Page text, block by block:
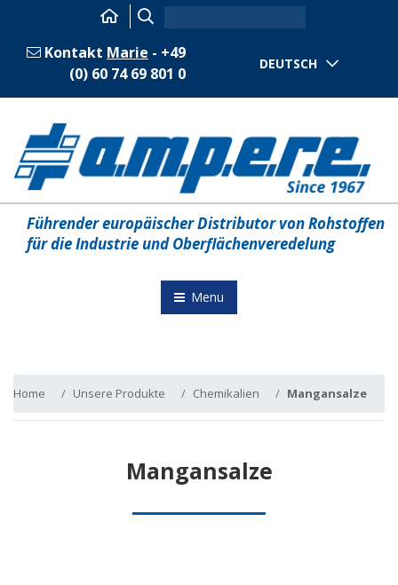
Kontakt Marie - +49
(0) 60 74 69 801 0
DEUTSCH
Führender europäischer Distributor von Rohstoffen
für die Industrie und Oberflächenveredelung
Menu
Home Unsere Produkte Chemikalien Mangansalze
Mangansalze